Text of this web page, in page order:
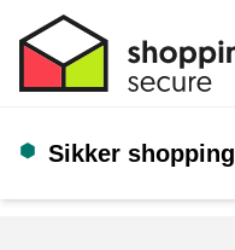
Sikker shopping